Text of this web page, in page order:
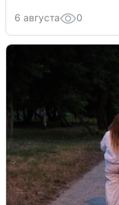
6 августа 0